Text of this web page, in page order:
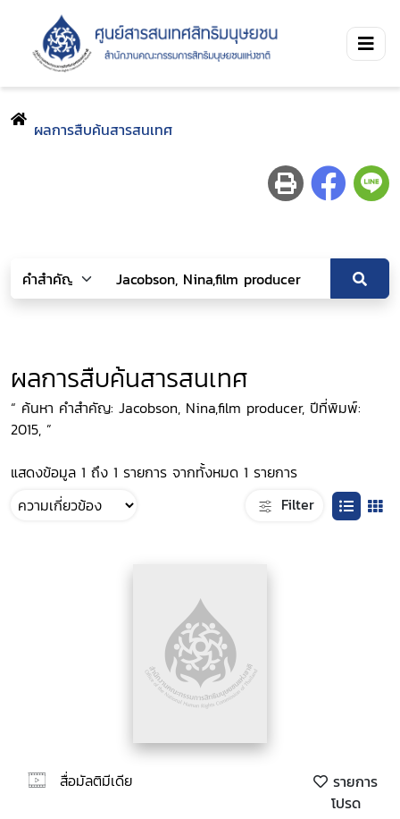
ผลการสืบค้นสารสนเทศ
ผลการสืบค้นสารสนเทศ
“ ค้นหา คำสำคัญ: Jacobson, Nina,film producer, ปีที่พิมพ์:
2015, ”
แสดงข้อมูล 1 ถึง 1 รายการ จากทั้งหมด 1 รายการ
Filter
สื่อมัลติมีเดีย
รายการ
โปรด